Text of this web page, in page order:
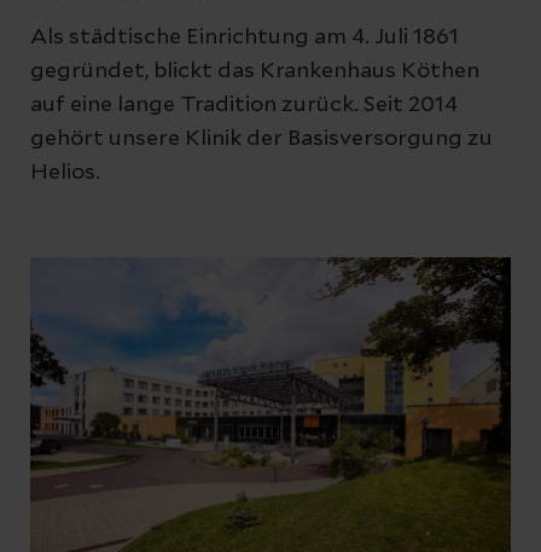
Als städtische Einrichtung am 4. Juli 1861
gegründet, blickt das Krankenhaus Köthen
auf eine lange Tradition zurück. Seit 2014
gehört unsere Klinik der Basisversorgung zu
Helios.